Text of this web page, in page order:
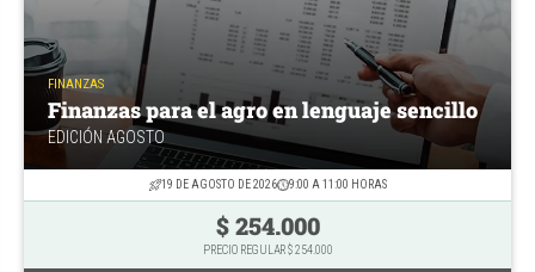
FINANZAS
Finanzas para el agro en lenguaje sencillo
EDICIÓN AGOSTO
19 DE AGOSTO DE 2026 9:00 A 11:00 HORAS
$ 254.000
PRECIO REGULAR $ 254.000